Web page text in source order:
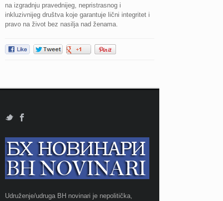
na izgradnju pravednijeg, nepristrasnog i
inkluzivnijeg društva koje garantuje lični integritet i
pravo na život bez nasilja nad ženama.
Udruženje/udruga BH novinari je nepolitička,